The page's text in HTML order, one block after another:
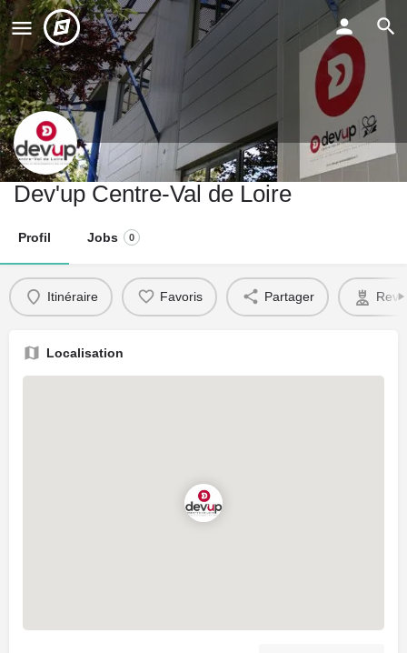
Dev'up Centre-Val de Loire
Profil Jobs 0
Itinéraire Favoris Partager
Localisation